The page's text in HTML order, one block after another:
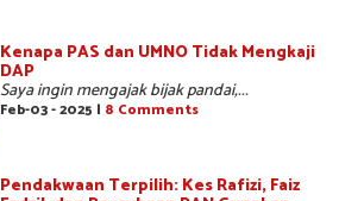
Kenapa PAS dan UMNO Tidak Mengkaji
DAP
Saya ingin mengajak bijak pandai,...
Feb-03 - 2025 | 8 Comments
Pendakwaan Terpilih: Kes Rafizi, Faiz